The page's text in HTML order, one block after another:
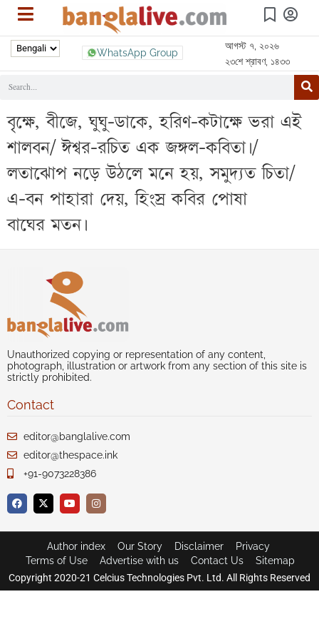
WhatsApp Group
আগস্ট ৭, ২০২৬
২৩শে শ্রাবণ, ১৪৩৩
বৃক্ষে, বীজে, ঘুঘু-ডাকে, হরিণ-কটাক্ষে ভরা এই
শালবন/ ঈশ্বর-রচিত এক জঙ্গল-কবিতা।/
লতাঝোপ নড়ে উঠলে মনে হয়, সমুদ্যত চিতা/
এ-বন পাহারা দেয়, হিংস্র কবির পোষা
বাঘের মতন।
Unauthorized copying or representation of any content,
photograph, illustration or artwork from any section of this site is
strictly prohibited.
Contact
editor@banglalive.com
editor@thespace.ink
+91-9073228386
Copyright 2020-21 Celcius Technologies Pvt. Ltd. All Rights Reserved
Author index Our Story Disclaimer
Privacy
Terms of Use
Advertise with us Contact Us Sitemap